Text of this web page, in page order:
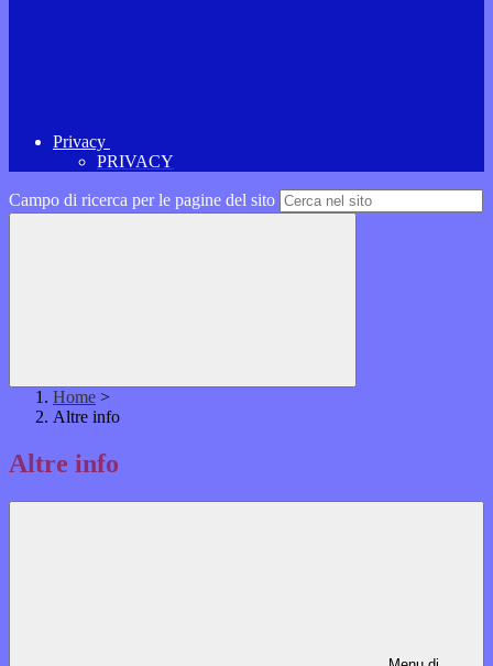
Privacy
PRIVACY
Campo di ricerca per le pagine del sito
Home >
Altre info
Altre info